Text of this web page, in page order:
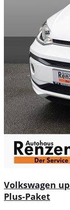
Volkswagen
Plus-Paket